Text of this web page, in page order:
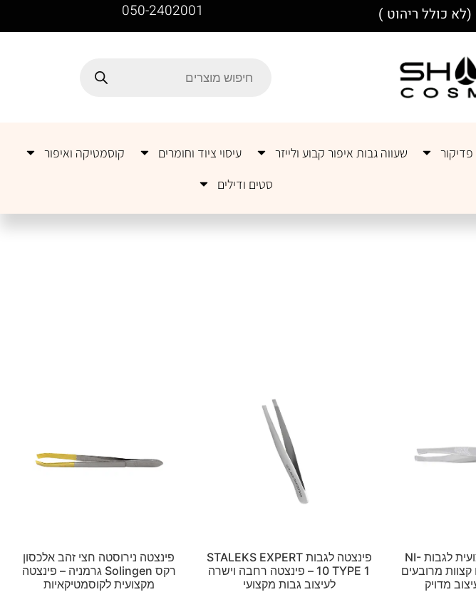
050-2402001
פדיקור שעווה גבות איפור קבוע ולייזר עיסוי ציוד וחומרים
קוסמטיקה ואיפור
סטים ודילים
DSI פינצטה מקצועית לגבות NI-
קצוות מרובעים
מדויק
פינצטה לגבות STALEKS EXPERT
10 TYPE 1 – פינצטה רחבה וישרה
לעיצוב גבות מקצועי
פינצטה נירוסטה חצי זהב אלכסון
רקס Solingen גרמניה – פינצטה
מקצועית לקוסמטיקאיות